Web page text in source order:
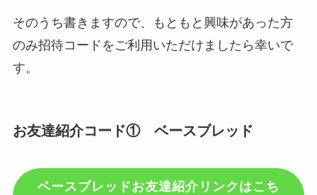
そのうち書きますので、もともと興味があった方
のみ招待コードをご利用いただけましたら幸いで
す。
お友達紹介コード① ベースブレッド
ベースブレッドお友達紹介リンクはこち